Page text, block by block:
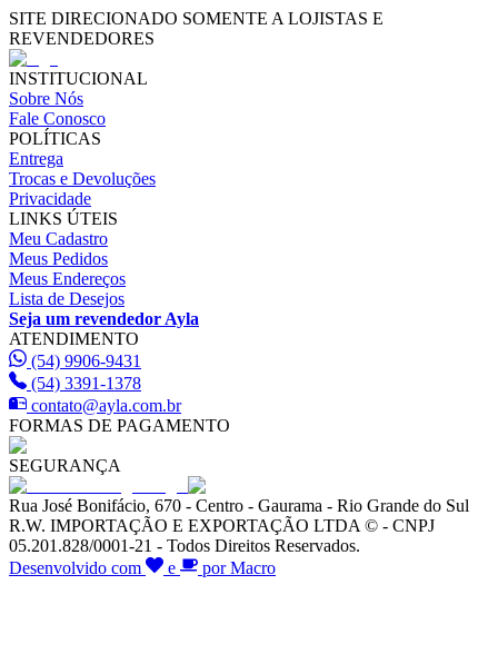
SITE DIRECIONADO SOMENTE A LOJISTAS E
REVENDEDORES
INSTITUCIONAL
Sobre Nós
Fale Conosco
POLÍTICAS
Entrega
Trocas e Devoluções
Privacidade
LINKS ÚTEIS
Meu Cadastro
Meus Pedidos
Meus Endereços
Lista de Desejos
Seja um revendedor Ayla
ATENDIMENTO
(54) 9906-9431
(54) 3391-1378
contato@ayla.com.br
FORMAS DE PAGAMENTO
SEGURANÇA
Rua José Bonifácio, 670 - Centro - Gaurama - Rio Grande do Sul
R.W. IMPORTAÇÃO E EXPORTAÇÃO LTDA © - CNPJ
05.201.828/0001-21 - Todos Direitos Reservados.
Desenvolvido com
e por Macro